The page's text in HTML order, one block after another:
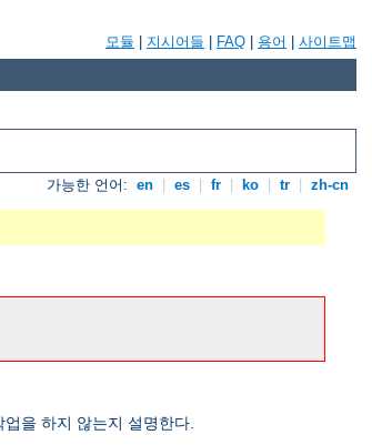
모듈 지시어들 FAQ 용어 사이트맵
가능한 언어: en es fr ko tr zh-cn
을 하지 않는지 설명한다.